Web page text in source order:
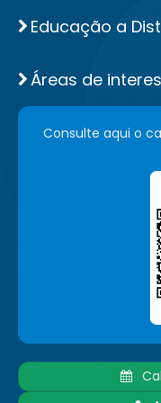
Educação a
Áreas de
Consulte aqui o